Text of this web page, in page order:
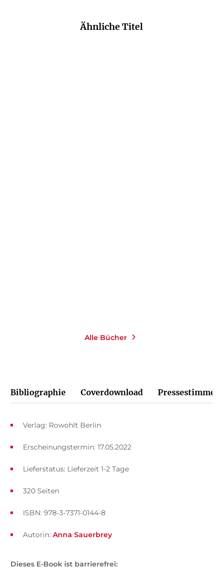
Ähnliche Titel
Alle Bücher
Bibliographie Coverdownload Pressestimmen
Verlag: Rowohlt Berlin
Erscheinungstermin: 17.05.2022
Lieferstatus: Lieferzeit 1-2 Tage
ISBN: 978-3-7371-0144-8
320 Seiten
Autorin: Anna Sauerbrey
Dieses E-Book ist barrierefrei: